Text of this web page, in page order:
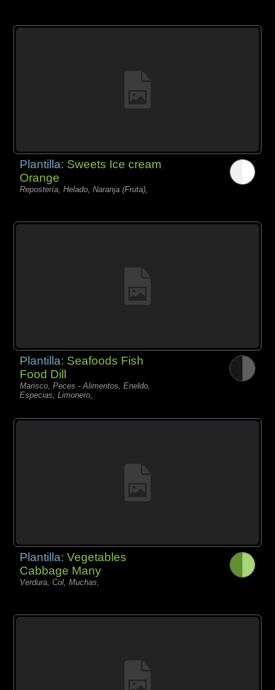
Plantilla: Sweets Ice cream
Orange
Repostería, Helado, Naranja (Fruta),
Plantilla: Seafoods Fish
Food Dill
Marisco, Peces - Alimentos, Eneldo,
Especias, Limonero,
Plantilla:Vegetables
Cabbage Many
Verdura, Col, Muchas,